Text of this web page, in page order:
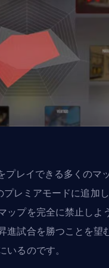
レイできる多くのマ
プレミアモードに追加
ップを完全に禁止しよ
進試合を勝つことを望
るのです。